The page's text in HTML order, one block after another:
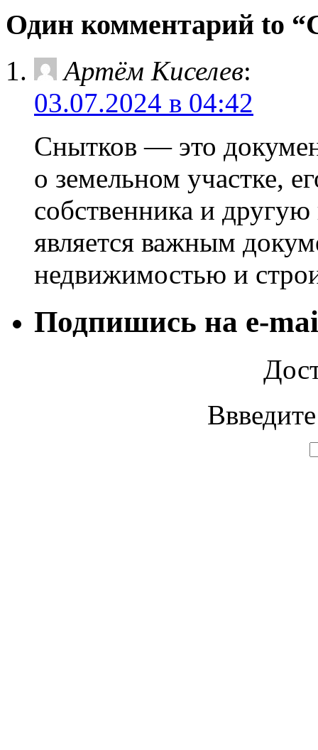
Один комментарий
Артём Киселев:
03.07.2024 в 04:42
Снытков — это
о земельном участке,
собственника и
является важным
недвижимостью и
Подпишись на e-